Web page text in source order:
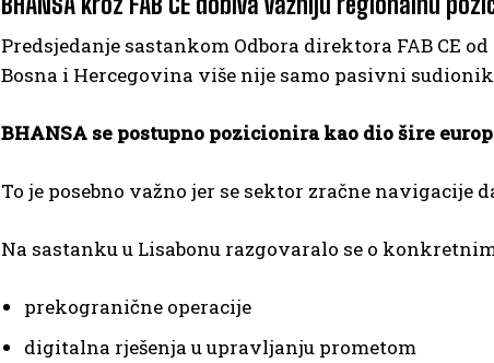
Predsjedanje sastankom Odbora direktora FAB CE
Bosna i Hercegovina više nije samo pasivni
BHANSA se postupno pozicionira kao dio šire
To je posebno važno jer se sektor zračne
Na sastanku u Lisabonu razgovaralo se o
prekogranične operacije
digitalna rješenja u upravljanju prometom